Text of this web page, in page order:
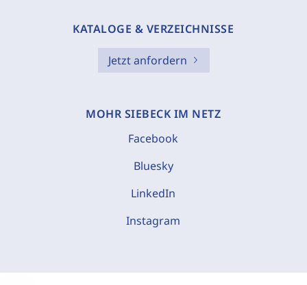
KATALOGE & VERZEICHNISSE
Jetzt anfordern
MOHR SIEBECK IM NETZ
Facebook
Bluesky
LinkedIn
Instagram